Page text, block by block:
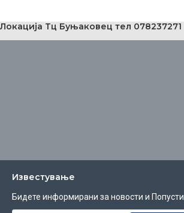
Локација Тц Буњаковец тел 078237271
Известувањe
Бидете информирани за новости и Попусти